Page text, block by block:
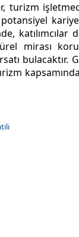
turizm
katılımcılar
mirası
bulacaktır.